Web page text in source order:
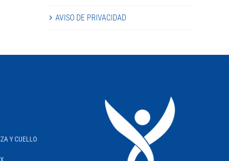
AVISO DE PRIVACIDAD
Y CUELLO